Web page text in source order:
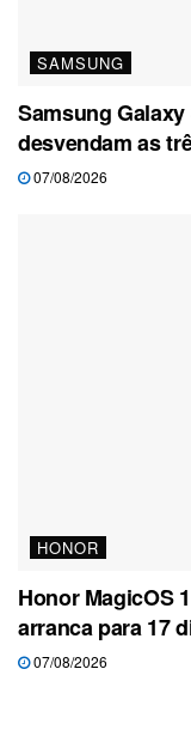
SAMSUNG
Samsung
desvendam as
07/08/2026
HONOR
Honor MagicOS
arranca para 17
07/08/2026